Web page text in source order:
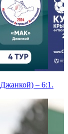
– 6:1.